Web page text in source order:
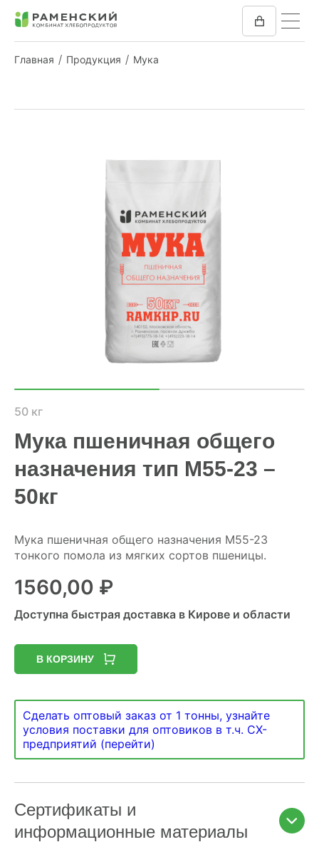
Главная Продукция Мука
50 кг
Мука пшеничная общего
назначения тип М55-23 –
50кг
Мука пшеничная общего назначения М55-23
тонкого помола из мягких сортов пшеницы.
1560,00 ₽
Доступна быстрая доставка в Кирове и области
В КОРЗИНУ
Сделать оптовый заказ от 1 тонны, узнайте
условия поставки для оптовиков в т.ч. СХ-
предприятий (перейти)
Сертификаты и
информационные материалы
ПРАЙС
ГДЕ КУПИТЬ
КОНТАКТЫ
8 (804) 700-18-14